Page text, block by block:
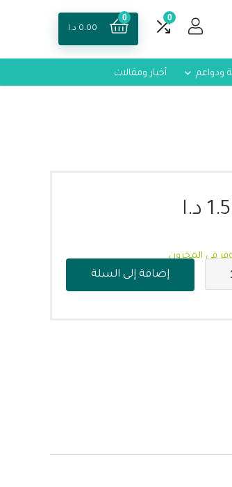
0
0
0.00 د.ا
ودواعم أخبار ومقالات
د.ا
في المخزون
إضافة إلى السلة